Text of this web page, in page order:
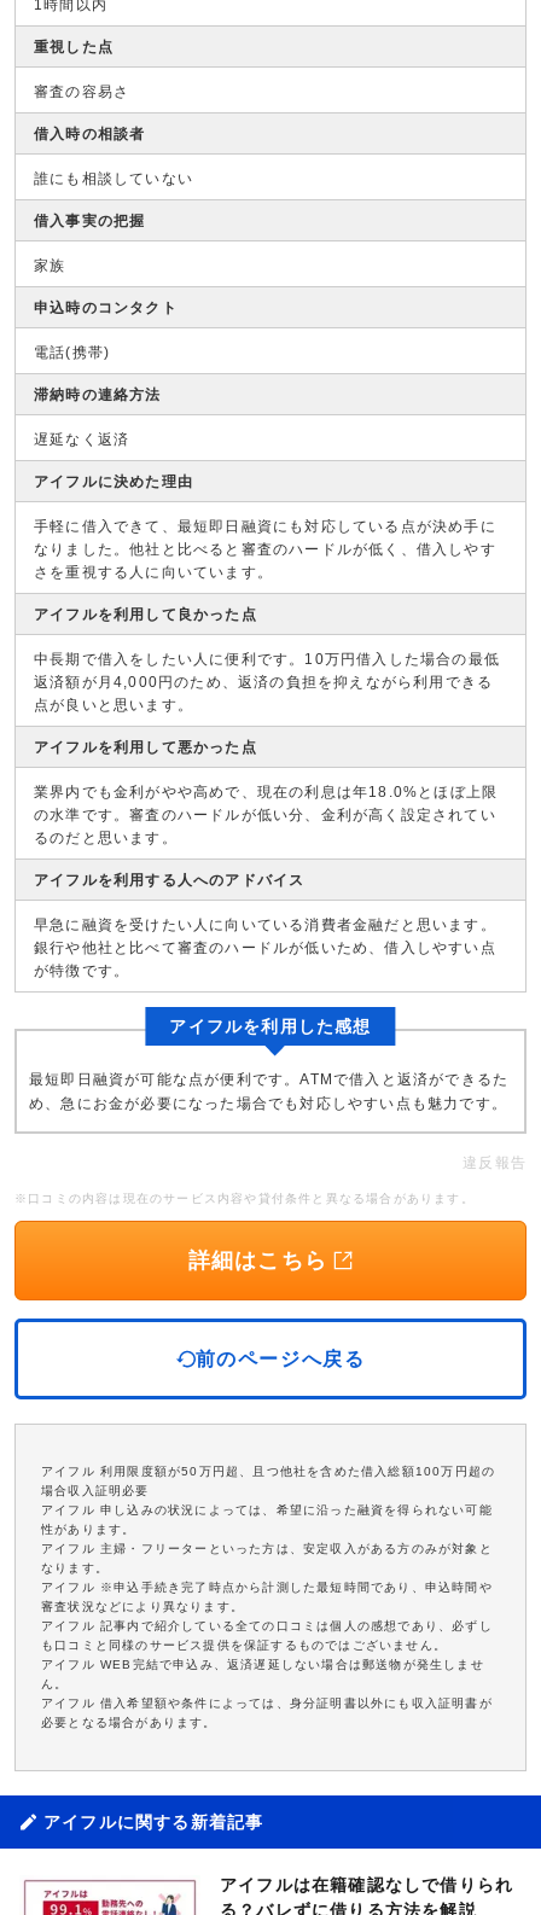
1時間以内
重視した点
審査の容易さ
借入時の相談者
誰にも相談していない
借入事実の把握
家族
申込時のコンタクト
電話(携帯)
滞納時の連絡方法
遅延なく返済
アイフルに決めた理由
手軽に借入できて、最短即日融資にも対応している点が決め手に
なりました。他社と比べると審査のハードルが低く、借入しやす
さを重視する人に向いています。
アイフルを利用して良かった点
中長期で借入をしたい人に便利です。10万円借入した場合の最低
返済額が月4,000円のため、返済の負担を抑えながら利用できる
点が良いと思います。
アイフルを利用して悪かった点
業界内でも金利がやや高めで、現在の利息は年18.0%とほぼ上限
の水準です。審査のハードルが低い分、金利が高く設定されてい
るのだと思います。
アイフルを利用する人へのアドバイス
早急に融資を受けたい人に向いている消費者金融だと思います。
銀行や他社と比べて審査のハードルが低いため、借入しやすい点
が特徴です。
アイフルを利用した感想
最短即日融資が可能な点が便利です。ATMで借入と返済ができるた
め、急にお金が必要になった場合でも対応しやすい点も魅力です。
違反報告
※口コミの内容は現在のサービス内容や貸付条件と異なる場合があります。
詳細はこちら
前のページへ戻る
アイフル 利用限度額が50万円超、且つ他社を含めた借入総額100万円超の
場合収入証明必要
アイフル 申し込みの状況によっては、希望に沿った融資を得られない可能
性があります。
アイフル 主婦・フリーターといった方は、安定収入がある方のみが対象と
なります。
アイフル ※申込手続き完了時点から計測した最短時間であり、申込時間や
審査状況などにより異なります。
アイフル 記事内で紹介している全ての口コミは個人の感想であり、必ずし
も口コミと同様のサービス提供を保証するものではございません。
アイフル WEB完結で申込み、返済遅延しない場合は郵送物が発生しませ
ん。
アイフル 借入希望額や条件によっては、身分証明書以外にも収入証明書が
必要となる場合があります。
アイフルに関する新着記事
アイフルは在籍確認なしで借りられ
る？バレずに借りる方法を解説